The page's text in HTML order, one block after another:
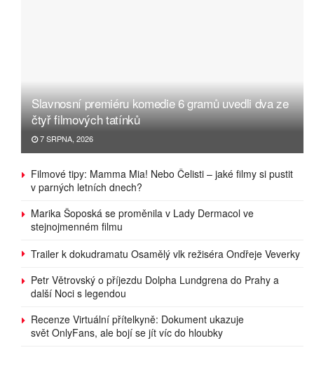
Slavnosní premiéru komedie 6 gramů uvedli dva ze
čtyř filmových tatínků
7 SRPNA, 2026
Filmové tipy: Mamma Mia! Nebo Čelisti – jaké filmy si pustit
v parných letních dnech?
Marika Šoposká se proměnila v Lady Dermacol ve
stejnojmenném filmu
Trailer k dokudramatu Osamělý vlk režiséra Ondřeje Veverky
Petr Větrovský o příjezdu Dolpha Lundgrena do Prahy a
další Noci s legendou
Recenze Virtuální přítelkyně: Dokument ukazuje
svět OnlyFans, ale bojí se jít víc do hloubky